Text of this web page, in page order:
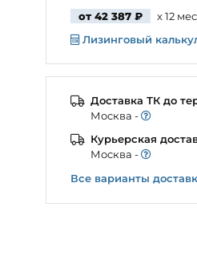
от 42 387 ₽
x 12
Лизинговый
Доставка ТК до
Моcква -
Курьерская
Моcква -
Все варианты